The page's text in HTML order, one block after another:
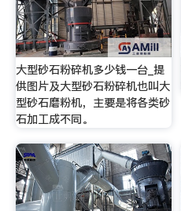
大型砂石粉碎机多少钱一台_提
供图片及大型砂石粉碎机也叫大
型砂石磨粉机，主要是将各类砂
石加工成不同。